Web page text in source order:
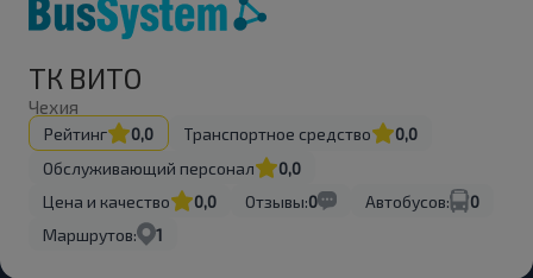
ТК ВИТО
Чехия
Рейтинг 0,0 Транспортное средство
0,0
Обслуживающий персонал
0,0
Цена и качество
0,0 Отзывы:0 Автобусов:
0
Маршрутов:
1